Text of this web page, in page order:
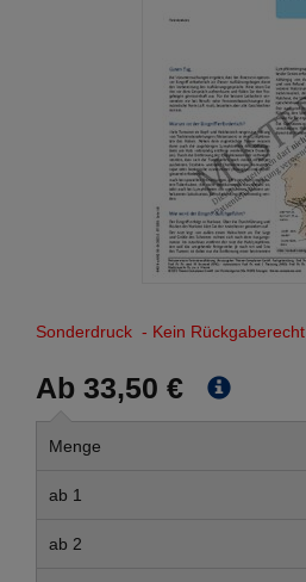
Sonderdruck - Kein Rückgaberecht
Ab 33,50 €
Menge
ab 1
ab 2